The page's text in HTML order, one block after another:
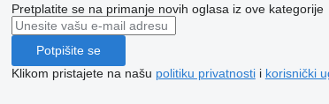
Pretplatite se na primanje novih oglasa iz ove kategorije
Potpišite se
Klikom pristajete na našu politiku privatnostii korisnički